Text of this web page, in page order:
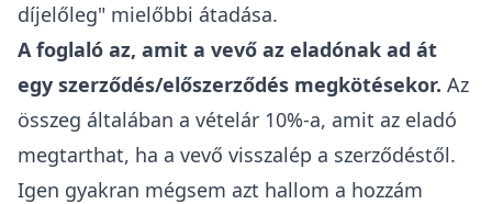
díjelőleg" mielőbbi átadása.
A foglaló az, amit a vevő az eladónak ad át
egy szerződés/előszerződés megkötésekor. Az
összeg általában a vételár 10%-a, amit az eladó
megtarthat, ha a vevő visszalép a szerződéstől.
Igen gyakran mégsem azt hallom a hozzám